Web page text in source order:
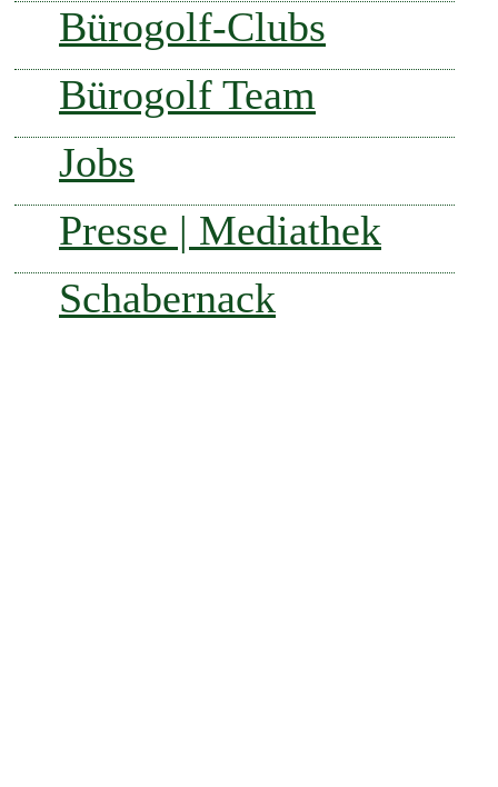
Bürogolf-Clubs
Bürogolf Team
Jobs
Presse | Mediathek
Schabernack